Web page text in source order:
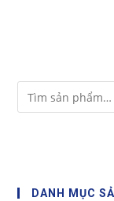
DANH MỤC